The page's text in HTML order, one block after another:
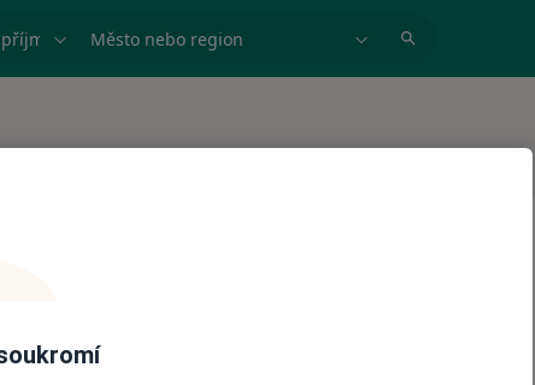
příjmení Město nebo region